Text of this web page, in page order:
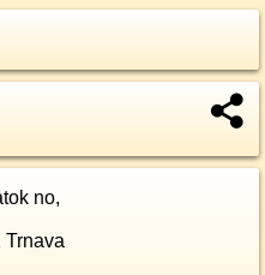
no,
Trnava